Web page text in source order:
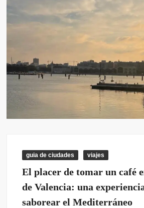
guia de ciudades viajes
El placer de tomar un café
de Valencia: una
saborear el Mediterráneo